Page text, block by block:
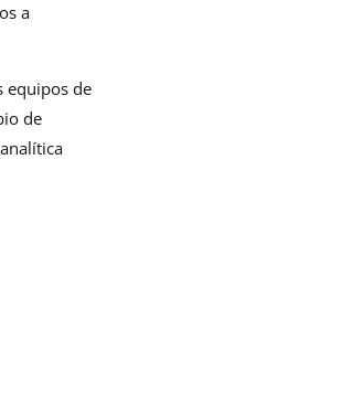
a
equipos de
de